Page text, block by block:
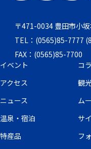
〒471-0034 豊田市小
TEL：(0565)85-7777
FAX：(0565)85-7700
イベント
コ
アクセス
観
ニュース
ム
温泉・宿泊
サ
特産品
フ